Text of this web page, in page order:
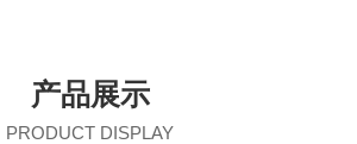
产品展示
PRODUCT DISPLAY